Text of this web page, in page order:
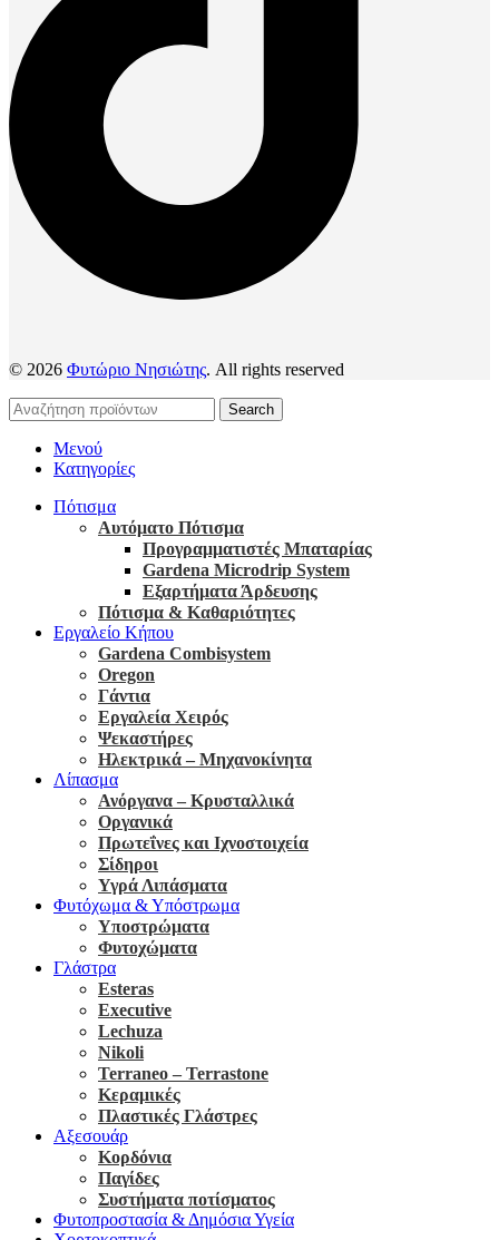
© 2026 Φυτώριο Νησιώτης. All rights reserved
Search
Μενού
Κατηγορίες
Πότισμα
Αυτόματο Πότισμα
Προγραμματιστές Μπαταρίας
Gardena Microdrip System
Εξαρτήματα Άρδευσης
Πότισμα & Καθαριότητες
Εργαλείο Κήπου
Gardena Combisystem
Oregon
Γάντια
Εργαλεία Χειρός
Ψεκαστήρες
Ηλεκτρικά – Μηχανοκίνητα
Λίπασμα
Ανόργανα – Κρυσταλλικά
Οργανικά
Πρωτεΐνες και Ιχνοστοιχεία
Σίδηροι
Υγρά Λιπάσματα
Φυτόχωμα & Υπόστρωμα
Υποστρώματα
Φυτοχώματα
Γλάστρα
Esteras
Executive
Lechuza
Nikoli
Terraneo – Terrastone
Κεραμικές
Πλαστικές Γλάστρες
Αξεσουάρ
Κορδόνια
Παγίδες
Συστήματα ποτίσματος
Φυτοπροστασία & Δημόσια Υγεία